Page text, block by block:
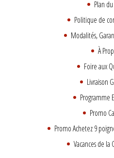
Plan
Politique de
Modalités,
À
Foire aux
Livraison
Programme
Promo
Promo Achetez 9
Vacances de la